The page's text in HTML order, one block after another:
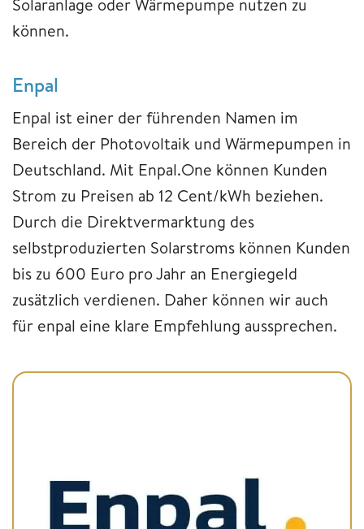
Solaranlage oder Wärmepumpe nutzen zu
können.
Enpal
Enpal ist einer der führenden Namen im
Bereich der Photovoltaik und Wärmepumpen in
Deutschland. Mit Enpal.One können Kunden
Strom zu Preisen ab 12 Cent/kWh beziehen.
Durch die Direktvermarktung des
selbstproduzierten Solarstroms können Kunden
bis zu 600 Euro pro Jahr an Energiegeld
zusätzlich verdienen. Daher können wir auch
für enpal eine klare Empfehlung aussprechen.